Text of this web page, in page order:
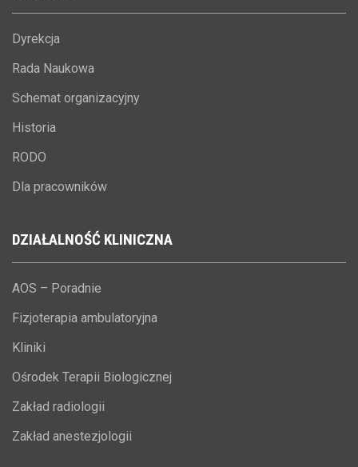
Dyrekcja
Rada Naukowa
Schemat organizacyjny
Historia
RODO
Dla pracowników
DZIAŁALNOŚĆ KLINICZNA
AOS – Poradnie
Fizjoterapia ambulatoryjna
Kliniki
Ośrodek Terapii Biologicznej
Zakład radiologii
Zakład anestezjologii